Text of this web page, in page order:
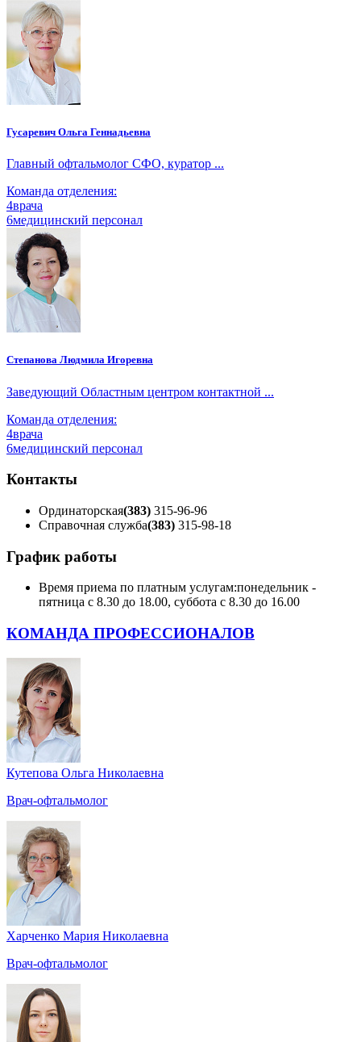
Гусаревич Ольга Геннадьевна
Главный офтальмолог СФО, куратор ...
Команда отделения:
4врача
6медицинский персонал
Степанова Людмила Игоревна
Заведующий Областным центром контактной ...
Команда отделения:
4врача
6медицинский персонал
Контакты
Ординаторская(383) 315-96-96
Справочная служба(383) 315-98-18
График работы
Время приема по платным услугам:понедельник -
пятница с 8.30 до 18.00, суббота с 8.30 до 16.00
КОМАНДА ПРОФЕССИОНАЛОВ
Кутепова Ольга Николаевна
Врач-офтальмолог
Харченко Мария Николаевна
Врач-офтальмолог